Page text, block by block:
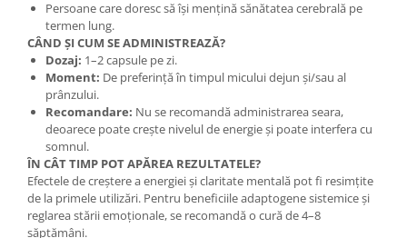
Persoane care doresc să își mențină sănătatea cerebrală pe
termen lung.
CÂND ȘI CUM SE ADMINISTREAZĂ?
Dozaj: 1–2 capsule pe zi.
Moment: De preferință în timpul micului dejun și/sau al
prânzului.
Recomandare: Nu se recomandă administrarea seara,
deoarece poate crește nivelul de energie și poate interfera cu
somnul.
ÎN CÂT TIMP POT APĂREA REZULTATELE?
Efectele de creștere a energiei și claritate mentală pot fi resimțite
de la primele utilizări. Pentru beneficiile adaptogene sistemice și
reglarea stării emoționale, se recomandă o cură de 4–8
săptămâni.